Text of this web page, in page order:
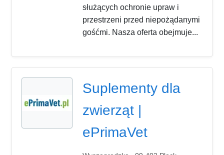
służących ochronie upraw i
przestrzeni przed niepożądanymi
gośćmi. Nasza oferta obejmuje...
Suplementy dla
zwierząt |
ePrimaVet